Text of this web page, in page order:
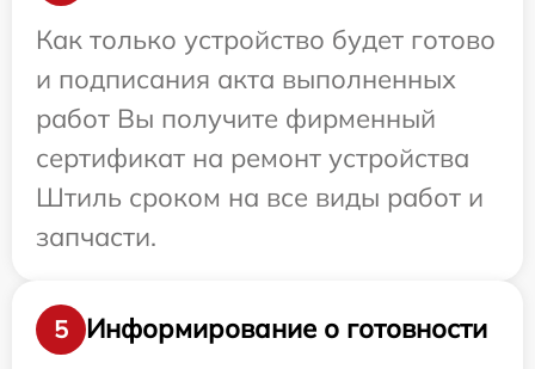
Как только устройство будет готово
и подписания акта выполненных
работ Вы получите фирменный
сертификат на ремонт устройства
Штиль сроком на все виды работ и
запчасти.
5
Информирование о готовности